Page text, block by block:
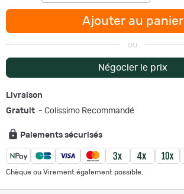
Ajouter au panier
ou
Négocier le prix
Livraison
Gratuit - Colissimo Recommandé
Paiements sécurisés
Chèque ou Virement également possible.